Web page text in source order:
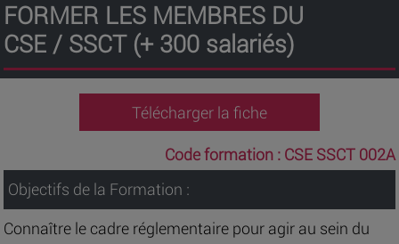
FORMER LES MEMBRES DU
CSE / SSCT (+ 300 salariés)
Télécharger la fiche
Code formation :CSE SSCT 002A
Objectifs de la Formation :
Connaître le cadre réglementaire pour agir au sein du